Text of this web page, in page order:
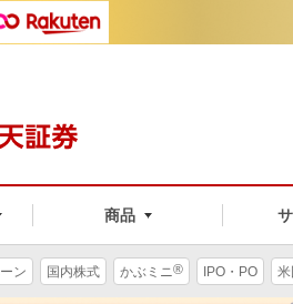
商品
ン 国内株式 かぶミニ® IPO・PO